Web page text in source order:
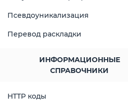
Псевдоуникализация
Перевод раскладки
ИНФОРМАЦИОННЫЕ
СПРАВОЧНИКИ
HTTP коды
сравнениям.
Для
выделить
на его
позволяет
процессоры